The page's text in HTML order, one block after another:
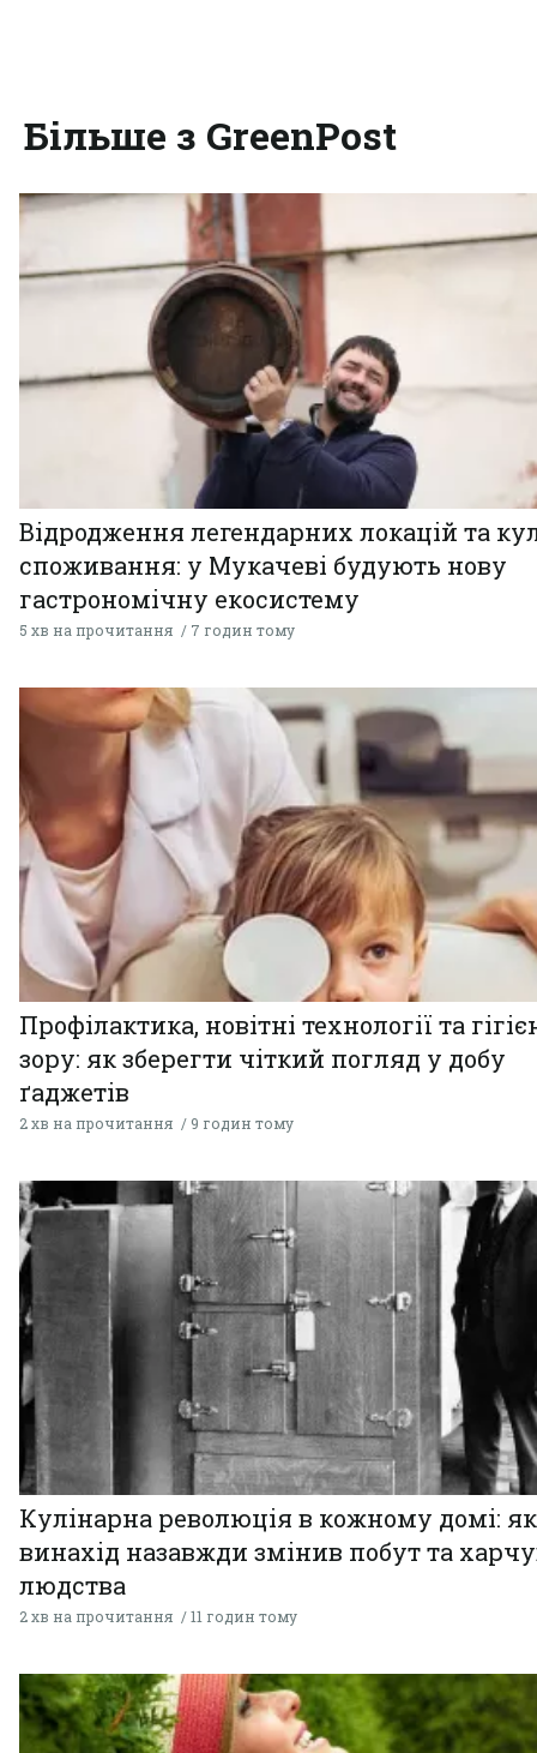
Більше з GreenPost
Відродження легендарних локацій та
споживання: у Мукачеві будують нову
гастрономічну екосистему
5 хв на прочитання 7 годин тому
Профілактика, новітні технології та
зору: як зберегти чіткий погляд у добу
ґаджетів
2 хв на прочитання 9 годин тому
Кулінарна революція в кожному домі:
винахід назавжди змінив побут та
людства
2 хв на прочитання 11 годин тому